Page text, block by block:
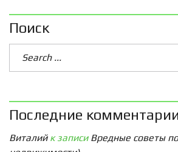
Поиск
Последние
Виталийк записи Вредные советы